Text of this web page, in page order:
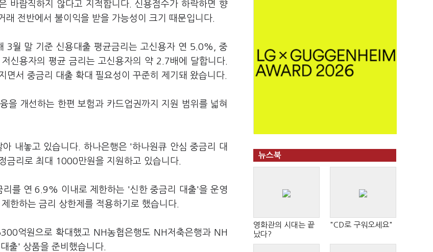
바람직하지 않다고 지적합니다. 신용점수가 하락하면 향
전반에서 불이익을 받을 가능성이 크기 때문입니다.
3월 말 기준 신용대출 평균금리는 고신용자 연 5.0%, 중
용자의 평균 금리는 고신용자의 약 2.7배에 달합니다.
서 중금리 대출 확대 필요성이 꾸준히 제기돼 왔습니다.
을 개선하는 한편 보험과 카드업권까지 지원 범위를 넓혀
내놓고 있습니다. 하나은행은 '하나원큐 안심 중금리 대
리로 최대 1000만원을 지원하고 있습니다.
를 연 6.9% 이내로 제한하는 '신한 중금리 대출'을 운영
한하는 금리 상한제를 적용하기로 했습니다.
억원으로 확대했고 NH농협은행도 NH저축은행과 NH
출' 상품을 준비했습니다.
뉴스북
영화관의 시대는 끝
났다?
"CD로 구워오세요"